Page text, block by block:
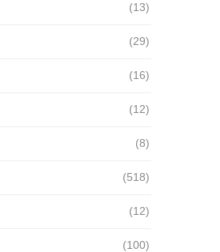
(13)
(29)
(16)
(12)
(8)
(518)
(12)
(100)